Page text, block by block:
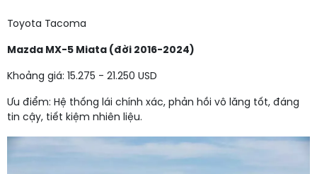
Toyota Tacoma
Mazda MX-5 Miata (đời 2016-2024)
Khoảng giá: 15.275 - 21.250 USD
Ưu điểm: Hệ thống lái chính xác, phản hồi vô lăng tốt, đáng
tin cậy, tiết kiệm nhiên liệu.